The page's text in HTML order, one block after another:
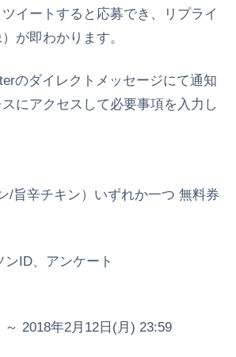
イートすると応募でき、リプライ
が即わかります。
のダイレクトメッセージにて通知
にアクセスして必要事項を入力し
/旨辛チキン）いずれか一つ 無料券
ID、アンケート
2018年2月12日(月) 23:59